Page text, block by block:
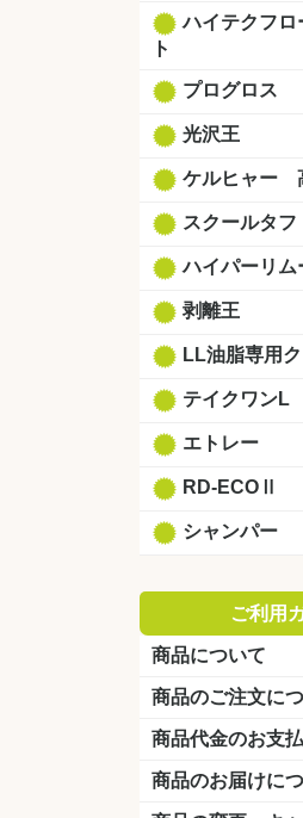
ハイテクフロ
ト
プログロス
光沢王
ケルヒャー
スクールタフ
ハイパーリム
剥離王
LL油脂専用
テイクワンL
エトレー
RD-ECOⅡ
シャンパー
ご利用
商品について
商品のご注文に
商品代金のお支
商品のお届けに